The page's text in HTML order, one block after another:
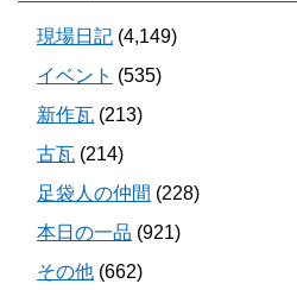
現場日記 (4,149)
イベント (535)
新作瓦 (213)
古瓦 (214)
足袋人の仲間 (228)
本日の一品 (921)
その他 (662)